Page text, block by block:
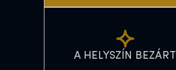
A HELYSZÍN BEZÁRT